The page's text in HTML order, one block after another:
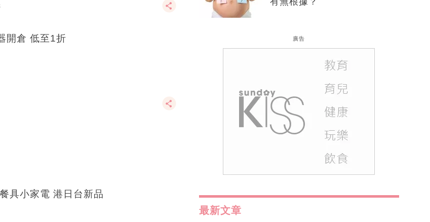
開倉 低至1折
具小家電 港日台新品
廣告
最新文章